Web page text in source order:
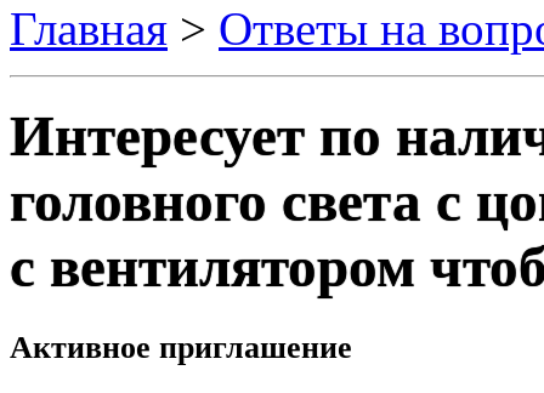
Главная > Ответы на
Интересует по
головного света с
с вентилятором
Активное приглашение